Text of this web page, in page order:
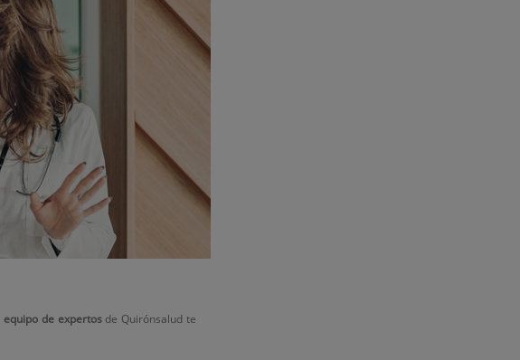
equipo de expertosde Quirónsalud te